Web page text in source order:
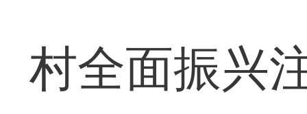
村全面振兴